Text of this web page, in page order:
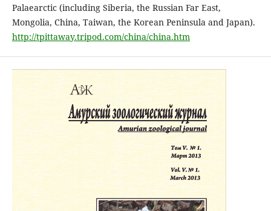
Palaearctic (including Siberia, the Russian Far East,
Mongolia, China, Taiwan, the Korean Peninsula and Japan).
http://tpittaway.tripod.com/china/china.htm